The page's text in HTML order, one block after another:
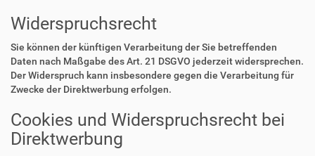
Widerspruchsrecht
Sie können der künftigen Verarbeitung der Sie betreffenden
Daten nach Maßgabe des Art. 21 DSGVO jederzeit widersprechen.
Der Widerspruch kann insbesondere gegen die Verarbeitung für
Zwecke der Direktwerbung erfolgen.
Cookies und Widerspruchsrecht bei
Direktwerbung